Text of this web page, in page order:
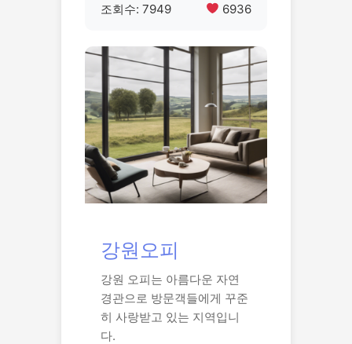
조회수: 7949 6936
강원오피
강원 오피는 아름다운 자연
경관으로 방문객들에게 꾸준
히 사랑받고 있는 지역입니
다.